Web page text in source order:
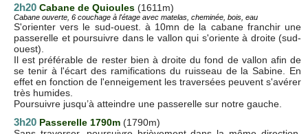
2h20 Cabane de Quioules (1611m)
Cabane ouverte, 6 couchage à l'étage avec matelas, cheminée, bois, eau
S'orienter vers le sud-ouest. à 10mn de la cabane franchir une
passerelle et poursuivre dans le vallon qui s'oriente à droite (sud-
ouest).
Il est préférable de rester bien à droite du fond de vallon afin de
se tenir à l'écart des ramifications du ruisseau de la Sabine. En
effet en fonction de l'enneigement les traversées peuvent s'avérer
très humides.
Poursuivre jusqu’à atteindre une passerelle sur notre gauche.
3h20 Passerelle 1790m (1790m)